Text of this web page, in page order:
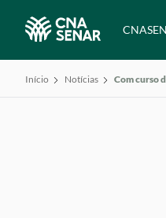
CNA
Início Notícias Com curso